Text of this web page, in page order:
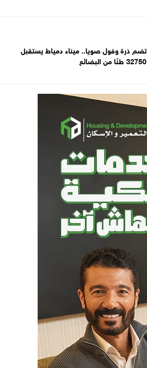
تضم ذرة وفول صويا.. ميناء دمياط يستقبل
32750 طنًا من البضائع